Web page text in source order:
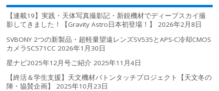
【連載19】実践・天体写真撮影記・新鋭機材でディープスカイ撮
影してきました！【Gravity Astro日本初登場！】
2026年2月8日
SVBONY 2つの新製品・超軽量望遠レンズSV535とAPS-C冷却CMOS
カメラSC571CC 2026年1月30日
星ナビ2025年12月号ご紹介 2025年11月4日
【終活＆学生支援】天文機材バトンタッチプロジェクト【天文冬の
陣・協賛企画】
2025年10月23日